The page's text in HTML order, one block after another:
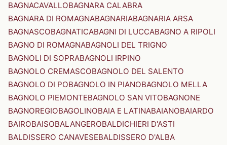
BAGNACAVALLOBAGNARA CALABRA
BAGNARA DI ROMAGNABAGNARIABAGNARIA ARSA
BAGNASCOBAGNATICABAGNI DI LUCCABAGNO A RIPOLI
BAGNO DI ROMAGNABAGNOLI DEL TRIGNO
BAGNOLI DI SOPRABAGNOLI IRPINO
BAGNOLO CREMASCOBAGNOLO DEL SALENTO
BAGNOLO DI POBAGNOLO IN PIANOBAGNOLO MELLA
BAGNOLO PIEMONTEBAGNOLO SAN VITOBAGNONE
BAGNOREGIOBAGOLINOBAIA E LATINABAIANOBAIARDO
BAIROBAISOBALANGEROBALDICHIERI D'ASTI
BALDISSERO CANAVESEBALDISSERO D'ALBA